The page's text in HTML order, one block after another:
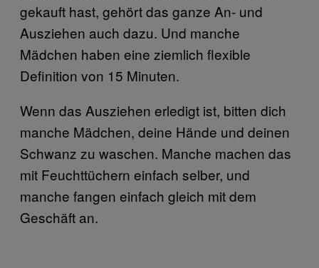
gekauft hast, gehört das ganze An- und
Ausziehen auch dazu. Und manche
Mädchen haben eine ziemlich flexible
Definition von 15 Minuten.
Wenn das Ausziehen erledigt ist, bitten dich
manche Mädchen, deine Hände und deinen
Schwanz zu waschen. Manche machen das
mit Feuchttüchern einfach selber, und
manche fangen einfach gleich mit dem
Geschäft an.